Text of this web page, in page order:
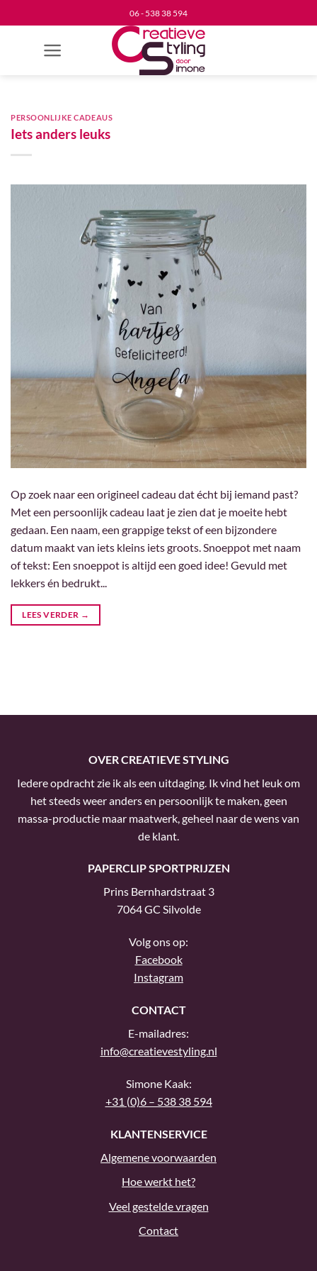
Ga
naar
inhoud
06 - 538 38 594
PERSOONLIJKE CADEAUS
Iets anders leuks
Op zoek naar een origineel cadeau dat écht bij iemand past?
Met een persoonlijk cadeau laat je zien dat je moeite hebt
gedaan. Een naam, een grappige tekst of een bijzondere
datum maakt van iets kleins iets groots. Snoeppot met naam
of tekst: Een snoeppot is altijd een goed idee! Gevuld met
lekkers én bedrukt...
LEES VERDER →
OVER CREATIEVE STYLING
Iedere opdracht zie ik als een uitdaging. Ik vind het leuk om
het steeds weer anders en persoonlijk te maken, geen
massa-productie maar maatwerk, geheel naar de wens van
de klant.
PAPERCLIP SPORTPRIJZEN
Prins Bernhardstraat 3
7064 GC Silvolde
Volg ons op:
Facebook
Instagram
CONTACT
E-mailadres:
info@creatievestyling.nl
Simone Kaak:
+31 (0)6 – 538 38 594
KLANTENSERVICE
Algemene voorwaarden
Hoe werkt het?
Veel gestelde vragen
Contact